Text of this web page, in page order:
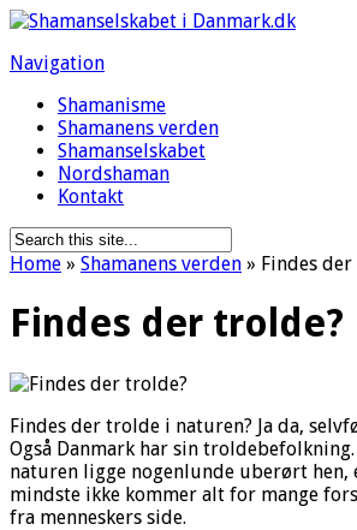
Navigation
Shamanisme
Shamanens verden
Shamanselskabet
Nordshaman
Kontakt
Home » Shamanens verden » Findes
Findes der trolde?
Findes der trolde i naturen? Ja da,
Også Danmark har sin
naturen ligge nogenlunde uberørt
mindste ikke kommer alt for mange
fra menneskers side.